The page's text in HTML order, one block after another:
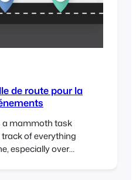
de route pour la
a mammoth task
track of everything
especially over